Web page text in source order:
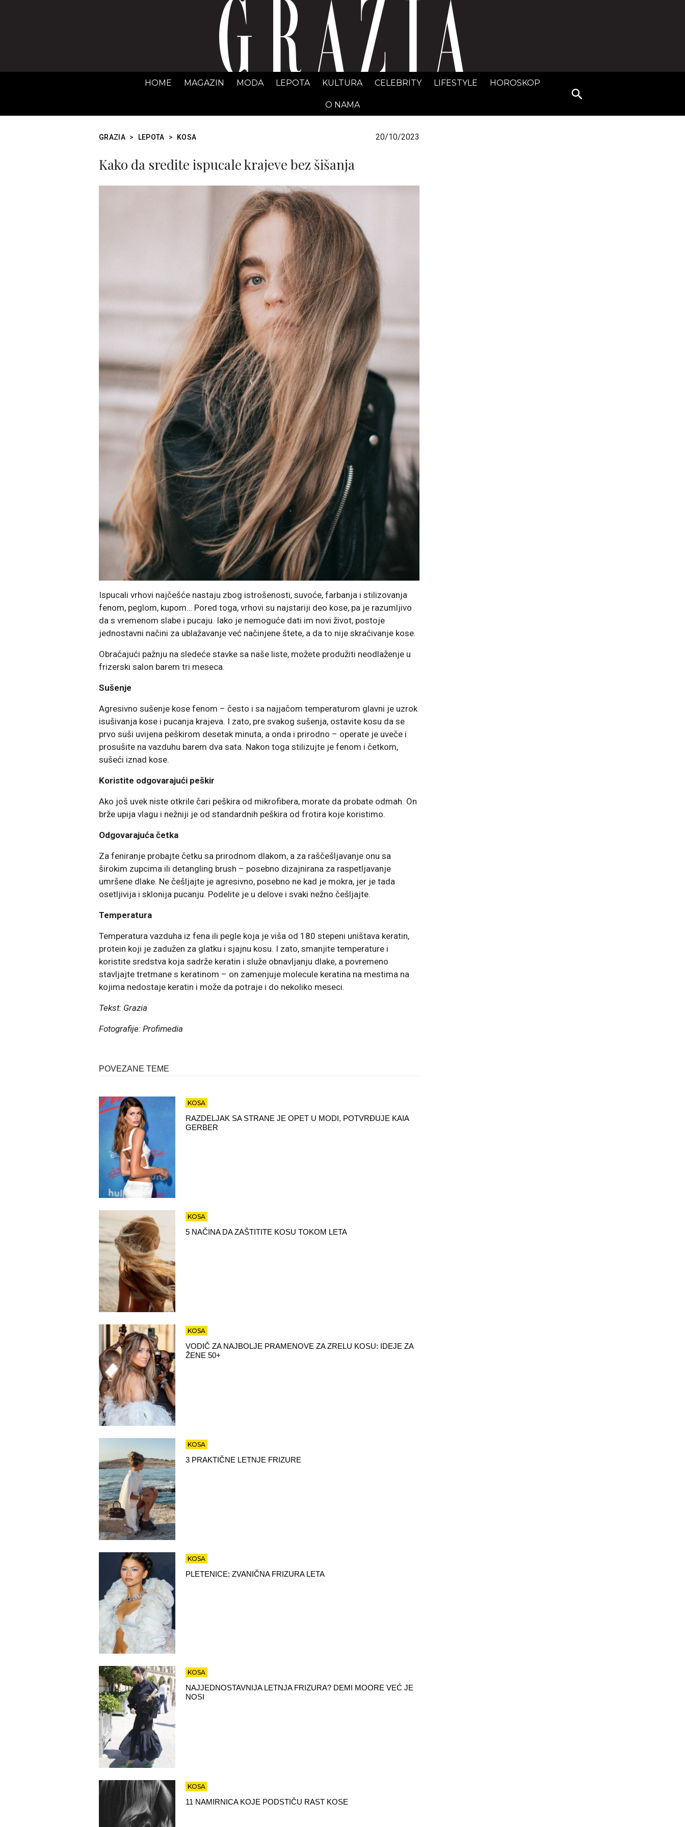
GRAZIA Srbija
HOME MAGAZIN MODA LEPOTA KULTURA CELEBRITY LIFESTYLE HOROSKOP
O NAMA
Search
for:
GRAZIA > LEPOTA > KOSA 20/10/2023
Kako da sredite ispucale krajeve bez šišanja
Ispucali vrhovi najčešće nastaju zbog istrošenosti, suvoće, farbanja i stilizovanja
fenom, peglom, kupom… Pored toga, vrhovi su najstariji deo kose, pa je razumljivo
da s vremenom slabe i pucaju. Iako je nemoguće dati im novi život, postoje
jednostavni načini za ublažavanje već načinjene štete, a da to nije skraćivanje kose.
Obraćajući pažnju na sledeće stavke sa naše liste, možete produžiti neodlaženje u
frizerski salon barem tri meseca.
Sušenje
Agresivno sušenje kose fenom – često i sa najjačom temperaturom glavni je uzrok
isušivanja kose i pucanja krajeva. I zato, pre svakog sušenja, ostavite kosu da se
prvo suši uvijena peškirom desetak minuta, a onda i prirodno – operate je uveče i
prosušite na vazduhu barem dva sata. Nakon toga stilizujte je fenom i četkom,
sušeći iznad kose.
Koristite odgovarajući peškir
Ako još uvek niste otkrile čari peškira od mikrofibera, morate da probate odmah. On
brže upija vlagu i nežniji je od standardnih peškira od frotira koje koristimo.
Odgovarajuća četka
Za feniranje probajte četku sa prirodnom dlakom, a za raščešljavanje onu sa
širokim zupcima ili detangling brush – posebno dizajnirana za raspetljavanje
umršene dlake. Ne češljajte je agresivno, posebno ne kad je mokra, jer je tada
osetljivija i sklonija pucanju. Podelite je u delove i svaki nežno češljajte.
Temperatura
Temperatura vazduha iz fena ili pegle koja je viša od 180 stepeni uništava keratin,
protein koji je zadužen za glatku i sjajnu kosu. I zato, smanjite temperature i
koristite sredstva koja sadrže keratin i služe obnavljanju dlake, a povremeno
stavljajte tretmane s keratinom – on zamenjuje molecule keratina na mestima na
kojima nedostaje keratin i može da potraje i do nekoliko meseci.
Tekst: Grazia
Fotografije: Profimedia
POVEZANE TEME
KOSA
RAZDELJAK SA STRANE JE OPET U MODI, POTVRĐUJE KAIA
GERBER
KOSA
5 NAČINA DA ZAŠTITITE KOSU TOKOM LETA
KOSA
VODIČ ZA NAJBOLJE PRAMENOVE ZA ZRELU KOSU: IDEJE ZA
ŽENE 50+
KOSA
3 PRAKTIČNE LETNJE FRIZURE
KOSA
PLETENICE: ZVANIČNA FRIZURA LETA
KOSA
NAJJEDNOSTAVNIJA LETNJA FRIZURA? DEMI MOORE VEĆ JE
NOSI
KOSA
11 NAMIRNICA KOJE PODSTIČU RAST KOSE